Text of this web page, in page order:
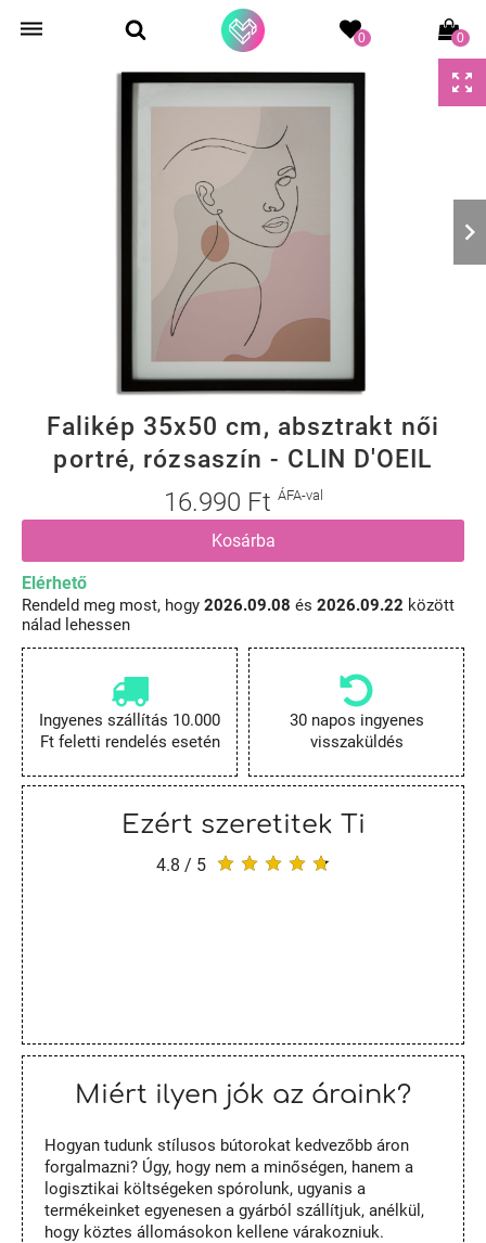
0 0
Falikép 35x50 cm, absztrakt női
portré, rózsaszín - CLIN D'OEIL
16.990 Ft ÁFA-val
Kosárba
Elérhető
Rendeld meg most, hogy 2026.09.08 és 2026.09.22 között
nálad lehessen
Ingyenes szállítás 10.000
Ft feletti rendelés esetén
30 napos ingyenes
visszaküldés
Ezért szeretitek Ti
4.8 / 5
Miért ilyen jók az áraink?
Hogyan tudunk stílusos bútorokat kedvezőbb áron
forgalmazni? Úgy, hogy nem a minőségen, hanem a
logisztikai költségeken spórolunk, ugyanis a
termékeinket egyenesen a gyárból szállítjuk, anélkül,
hogy köztes állomásokon kellene várakozniuk.